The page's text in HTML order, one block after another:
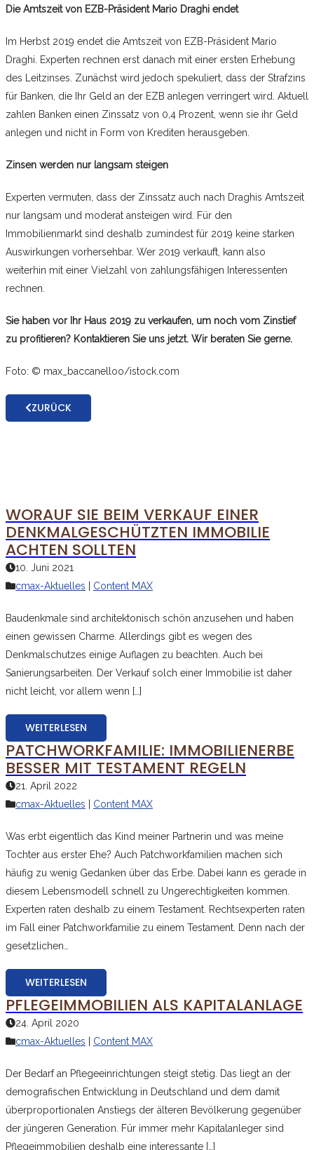
Die Amtszeit von EZB-Präsident Mario Draghi endet
Im Herbst 2019 endet die Amtszeit von EZB-Präsident Mario
Draghi. Experten rechnen erst danach mit einer ersten Erhebung
des Leitzinses. Zunächst wird jedoch spekuliert, dass der Strafzins
für Banken, die Ihr Geld an der EZB anlegen verringert wird. Aktuell
zahlen Banken einen Zinssatz von 0,4 Prozent, wenn sie ihr Geld
anlegen und nicht in Form von Krediten herausgeben.
Zinsen werden nur langsam steigen
Experten vermuten, dass der Zinssatz auch nach Draghis Amtszeit
nur langsam und moderat ansteigen wird. Für den
Immobilienmarkt sind deshalb zumindest für 2019 keine starken
Auswirkungen vorhersehbar. Wer 2019 verkauft, kann also
weiterhin mit einer Vielzahl von zahlungsfähigen Interessenten
rechnen.
Sie haben vor Ihr Haus 2019 zu verkaufen, um noch vom Zinstief
zu profitieren? Kontaktieren Sie uns jetzt. Wir beraten Sie gerne.
Foto: © max_baccanelloo/istock.com
ZURÜCK
WORAUF SIE BEIM VERKAUF EINER
DENKMALGESCHÜTZTEN IMMOBILIE
ACHTEN SOLLTEN
10. Juni 2021
cmax-Aktuelles
Content MAX
Baudenkmale sind architektonisch schön anzusehen und haben
einen gewissen Charme. Allerdings gibt es wegen des
Denkmalschutzes einige Auflagen zu beachten. Auch bei
Sanierungsarbeiten. Der Verkauf solch einer Immobilie ist daher
nicht leicht, vor allem wenn […]
WEITERLESEN
PATCHWORKFAMILIE: IMMOBILIENERBE
BESSER MIT TESTAMENT REGELN
21. April 2022
cmax-Aktuelles
Content MAX
Was erbt eigentlich das Kind meiner Partnerin und was meine
Tochter aus erster Ehe? Auch Patchworkfamilien machen sich
häufig zu wenig Gedanken über das Erbe. Dabei kann es gerade in
diesem Lebensmodell schnell zu Ungerechtigkeiten kommen.
Experten raten deshalb zu einem Testament. Rechtsexperten raten
im Fall einer Patchworkfamilie zu einem Testament. Denn nach der
gesetzlichen…
WEITERLESEN
PFLEGEIMMOBILIEN ALS KAPITALANLAGE
24. April 2020
cmax-Aktuelles
Content MAX
Der Bedarf an Pflegeeinrichtungen steigt stetig. Das liegt an der
demografischen Entwicklung in Deutschland und dem damit
überproportionalen Anstiegs der älteren Bevölkerung gegenüber
der jüngeren Generation. Für immer mehr Kapitalanleger sind
Pflegeimmobilien deshalb eine interessante […]